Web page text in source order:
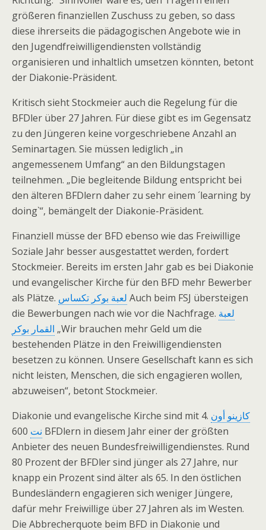
größeren finanziellen Zuschuss zu geben, so dass
diese ihrerseits die pädagogischen Angebote wie in
den Jugendfreiwilligendiensten vollständig
organisieren und inhaltlich umsetzen könnten, betont
der Diakonie-Präsident.
Kritisch sieht Stockmeier auch die Regelung für die
BFDler über 27 Jahren. Für diese gibt es im Gegensatz
zu den Jüngeren keine vorgeschriebene Anzahl an
Seminartagen. Sie müssen lediglich „in
angemessenem Umfang“ an den Bildungstagen
teilnehmen. „Die begleitende Bildung entspricht bei
den älteren BFDlern daher zu sehr einem ´learning by
doing`“, bemängelt der Diakonie-Präsident.
Finanziell müsse der BFD ebenso wie das Freiwillige
Soziale Jahr besser ausgestattet werden, fordert
Stockmeier. Bereits im ersten Jahr gab es bei Diakonie
und evangelischer Kirche für den BFD mehr Bewerber
als Plätze. لعبة بوكر تكساس Auch beim FSJ übersteigen
die Bewerbungen nach wie vor die Nachfrage. لعبة
القمار بوكر „Wir brauchen mehr Geld um die
bestehenden Plätze in den Freiwilligendiensten
besetzen zu können. Unsere Gesellschaft kann es sich
nicht leisten, Menschen, die sich engagieren wollen,
abzuweisen“, betont Stockmeier.
Diakonie und evangelische Kirche sind mit 4. كازينو أون
نت 600 BFDlern in diesem Jahr einer der größten
Anbieter des neuen Bundesfreiwilligendienstes. Rund
80 Prozent der BFDler sind jünger als 27 Jahre, nur
knapp ein Prozent sind älter als 65. In den östlichen
Bundesländern engagieren sich weniger Jüngere,
dafür mehr Freiwillige über 27 Jahren als im Westen.
Die Abbrecherquote beim BFD in Diakonie und